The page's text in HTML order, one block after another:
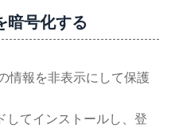
暗号化する
情報を非表示にして保護
してインストールし、登